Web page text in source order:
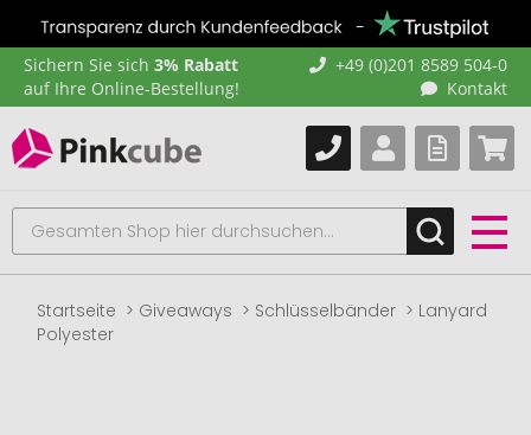
Sichern Sie sich 3% Rabatt
auf Ihre Online-Bestellung!
+49 (0)201 8589 504-0
Kontakt
Startseite Giveaways Schlüsselbänder
Lanyard
Polyester